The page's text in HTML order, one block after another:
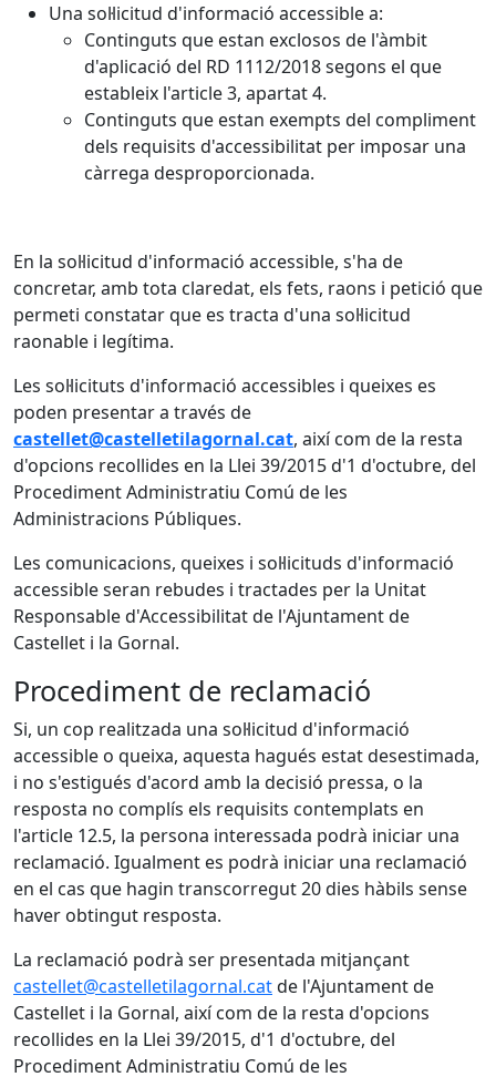
Una sol·licitud d'informació accessible a:
Continguts que estan exclosos de l'àmbit
d'aplicació del RD 1112/2018 segons el que
estableix l'article 3, apartat 4.
Continguts que estan exempts del compliment
dels requisits d'accessibilitat per imposar una
càrrega desproporcionada.
En la sol·licitud d'informació accessible, s'ha de
concretar, amb tota claredat, els fets, raons i petició que
permeti constatar que es tracta d'una sol·licitud
raonable i legítima.
Les sol·licituts d'informació accessibles i queixes es
poden presentar a través de
castellet@castelletilagornal.cat, així com de la resta
d'opcions recollides en la Llei 39/2015 d'1 d'octubre, del
Procediment Administratiu Comú de les
Administracions Públiques.
Les comunicacions, queixes i sol·licituds d'informació
accessible seran rebudes i tractades per la Unitat
Responsable d'Accessibilitat de l'Ajuntament de
Castellet i la Gornal.
Procediment de reclamació
Si, un cop realitzada una sol·licitud d'informació
accessible o queixa, aquesta hagués estat desestimada,
i no s'estigués d'acord amb la decisió pressa, o la
resposta no complís els requisits contemplats en
l'article 12.5, la persona interessada podrà iniciar una
reclamació. Igualment es podrà iniciar una reclamació
en el cas que hagin transcorregut 20 dies hàbils sense
haver obtingut resposta.
La reclamació podrà ser presentada mitjançant
castellet@castelletilagornal.catde l'Ajuntament de
Castellet i la Gornal, així com de la resta d'opcions
recollides en la Llei 39/2015, d'1 d'octubre, del
Procediment Administratiu Comú de les